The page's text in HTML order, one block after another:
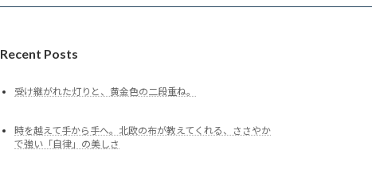
Recent Posts
受け継がれた灯りと、黄金色の二段重ね。
時を越えて手から手へ。北欧の布が教えてくれる、ささやか
で強い「自律」の美しさ